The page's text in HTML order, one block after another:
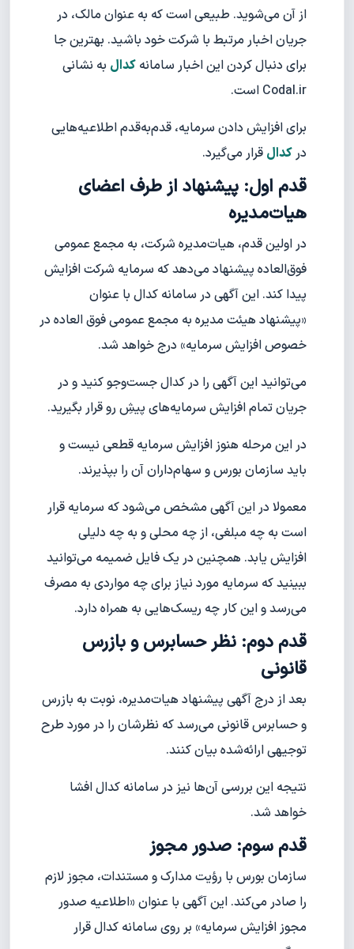
از آن می‌شوید. طبیعی است که به عنوان مالک، در
جریان اخبار مرتبط با شرکت خود باشید. بهترین جا
برای دنبال کردن این اخبار سامانه کدال به نشانی
Codal.ir است.
برای افزایش دادن سرمایه، قدم‌به‌قدم اطلاعیه‌هایی
در کدال قرار می‌گیرد.
قدم اول: پیشنهاد از طرف اعضای
هیات‌مدیره
در اولین قدم، هیات‌مدیره شرکت، به مجمع عمومی
فوق‌العاده پیشنهاد می‌دهد که سرمایه شرکت افزایش
پیدا کند. این آگهی در سامانه کدال با عنوان
«پیشنهاد هیئت مدیره به مجمع عمومی فوق العاده در
خصوص افزایش سرمایه» درج خواهد شد.
می‌توانید این آگهی را در کدال جست‌وجو کنید و در
جریان تمام افزایش سرمایه‌های پیشِ رو قرار بگیرید.
در این مرحله هنوز افزایش سرمایه قطعی نیست و
باید سازمان بورس و سهام‌داران آن را بپذیرند.
معمولا در این آگهی مشخص می‌شود که سرمایه قرار
است به چه مبلغی، از چه محلی و به چه دلیلی
افزایش یابد. همچنین در یک فایل ضمیمه می‌توانید
ببینید که سرمایه مورد نیاز برای چه مواردی به مصرف
می‌رسد و این کار چه ریسک‌هایی به همراه دارد.
قدم دوم: نظر حسابرس و بازرس
قانونی
بعد از درج آگهی پیشنهاد هیات‌مدیره، نوبت به بازرس
و حسابرس قانونی می‌رسد که نظرشان را در مورد طرح
توجیهی ارائه‌شده بیان کنند.
نتیجه این بررسی آن‌ها نیز در سامانه کدال افشا
خواهد شد.
قدم سوم: صدور مجوز
سازمان بورس با رؤیت مدارک و مستندات، مجوز لازم
را صادر می‌کند. این آگهی با عنوان «اطلاعیه صدور
مجوز افزایش سرمایه» بر روی سامانه کدال قرار